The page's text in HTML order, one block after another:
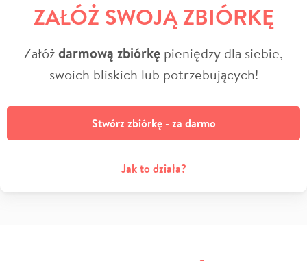
ZAŁÓŻ SWOJĄ ZBIÓRKĘ
Załóżdarmową zbiórkę pieniędzy dla siebie,
swoich bliskich lub potrzebujących!
Stwórz zbiórkę - za darmo
Jak to działa?